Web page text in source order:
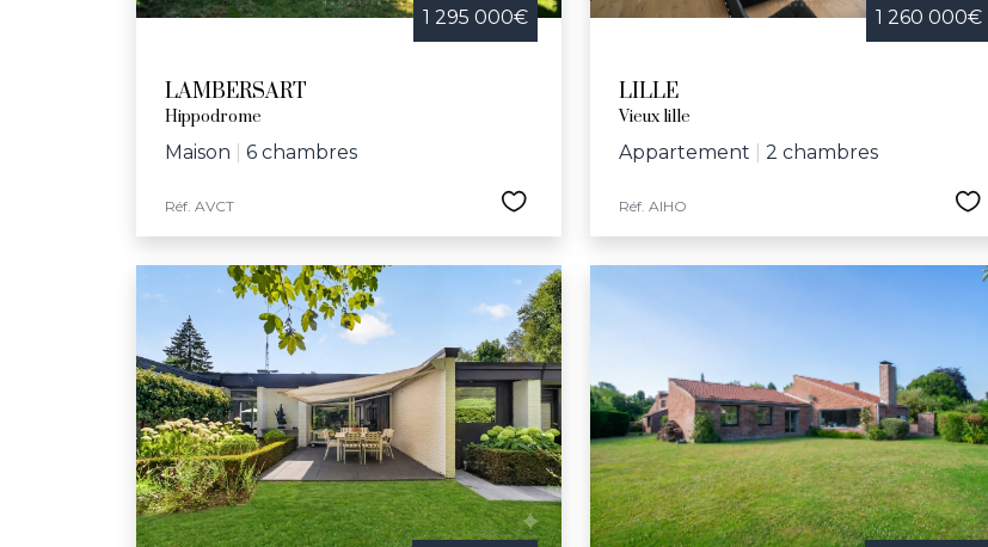
1 295 000€
LAMBERSART
Hippodrome
Maison 6 chambres
Réf. AVCT
1 260 000€
LILLE
Vieux lille
Appartement 2 chambres
Réf. AIHO